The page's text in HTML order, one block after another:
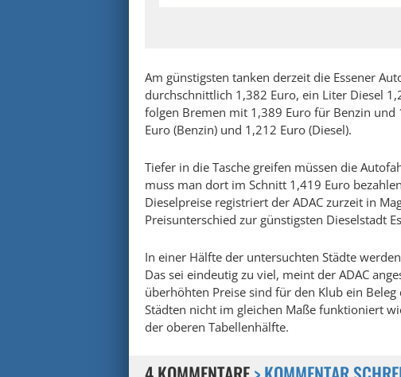
Am günstigsten tanken derzeit die Essener
durchschnittlich 1,382 Euro, ein Liter Diesel
folgen Bremen mit 1,389 Euro für Benzin
Euro (Benzin) und 1,212 Euro (Diesel).
Tiefer in die Tasche greifen müssen die
muss man dort im Schnitt 1,419 Euro
Dieselpreise registriert der ADAC zurzeit in
Preisunterschied zur günstigsten Dieselstadt
In einer Hälfte der untersuchten Städte
Das sei eindeutig zu viel, meint der ADAC
überhöhten Preise sind für den Klub ein
Städten nicht im gleichen Maße funktioniert
der oberen Tabellenhälfte.